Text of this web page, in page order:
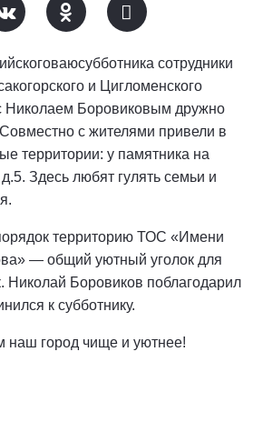
сотрудники
и Цигломенского
Николаем Боровиковым дружно
с жителями привели в
территории: у памятника на
Здесь любят гулять семьи и
территорию ТОС «Имени
— общий уютный уголок для
Николай Боровиков поблагодарил
к субботнику.
наш город чище и уютнее!